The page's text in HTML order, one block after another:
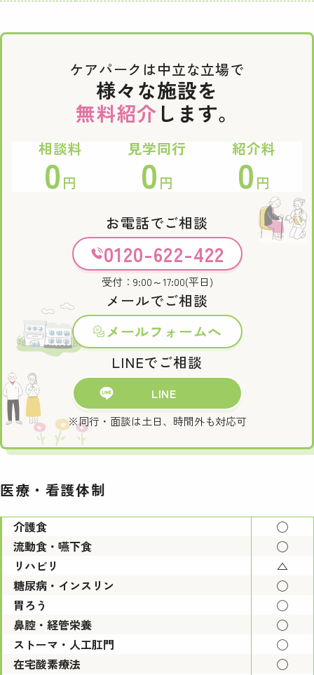
ケアパークは中立な立場で
様々な施設を
無料紹介 します。
相談料
0 円
見学同行
0 円
紹介料
0 円
お電話でご相談
0120-622-422
受付：9:00～17:00(平日)
メールでご相談
メールフォームへ
LINEでご相談
LINE
※同行・面談は土日、時間外も対応可
医療・看護体制
介護食
◯
流動食・嚥下食
◯
リハビリ
△
糖尿病・インスリン
◯
胃ろう
◯
鼻腔・経管栄養
◯
ストーマ・人工肛門
◯
在宅酸素療法
◯